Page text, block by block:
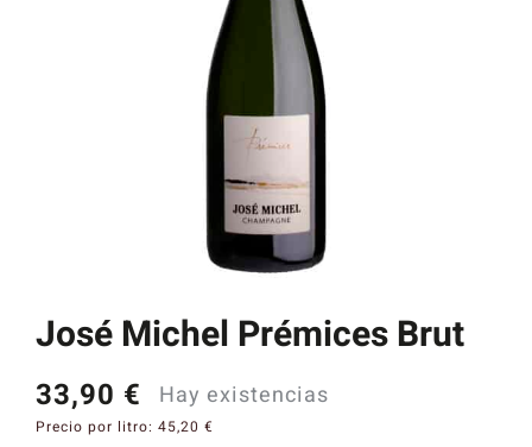
José Michel Prémices Brut
33,90 € Hay existencias
Precio por litro: 45,20 €